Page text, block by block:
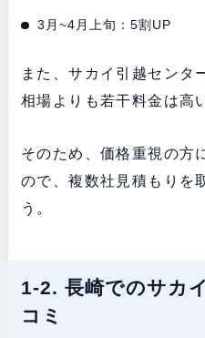
3月~4月上旬：5割UP
また、サカイ引越センタ
相場よりも若干料金は高
そのため、価格重視の方
ので、複数社見積もりを
う。
1-2. 長崎でのサカ
コミ